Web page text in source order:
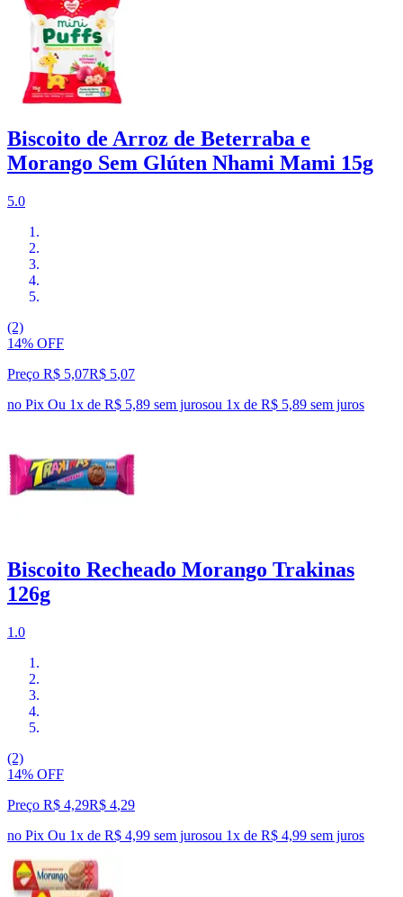
Biscoito de Arroz de Beterraba e
Morango Sem Glúten Nhami Mami 15g
5.0
(2)
14% OFF
Preço R$ 5,07R$ 5,07
no Pix Ou 1x de R$ 5,89 sem jurosou 1x de R$ 5,89 sem juros
Biscoito Recheado Morango Trakinas
126g
1.0
(2)
14% OFF
Preço R$ 4,29R$ 4,29
no Pix Ou 1x de R$ 4,99 sem jurosou 1x de R$ 4,99 sem juros